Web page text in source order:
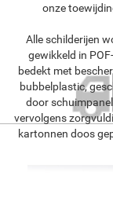
onze
Alle schilderijen
gewikkeld in
bedekt met
bubbelplastic,
door
vervolgens
kartonnen doos